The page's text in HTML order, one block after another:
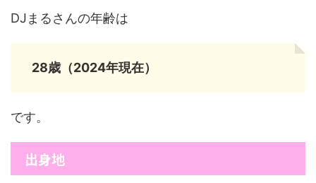
DJまるさんの年齢は
28歳（2024年現在）
です。
出身地